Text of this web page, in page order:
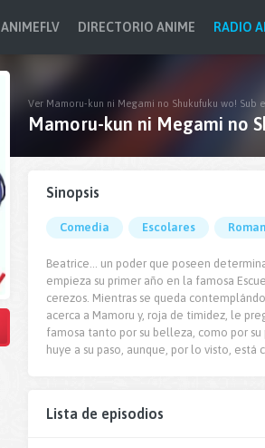
ANIMEFLV DIRECTORIO ANIME RADIO
Ver Mamoru-kun ni Megami no Shukufuku wo! Sub
Mamoru-kun ni Megami no
Sinopsis
Comedia Escolares
Beatrice... un poder que poseen
empieza su primer año en la famosa
cerezos. Mientras se queda
acerca a Mamoru y, roja de timidez, le
famosa tanto por su belleza, como por
huye a su paso, aunque, por lo visto,
Lista de episodios